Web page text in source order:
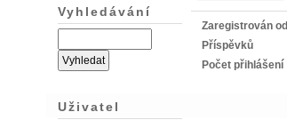
Vyhledávání
Uživatel
Zaregistrován od
Příspěvků
Počet přihlášení